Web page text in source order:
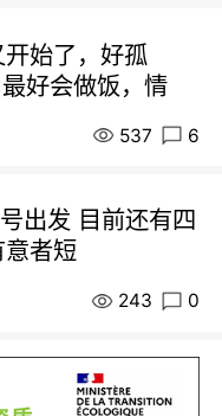
始了，好孤
好会做饭，情
537 6
出发 目前还有四
者短
243 0